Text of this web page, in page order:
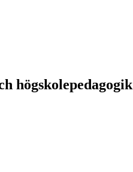
högskolepedagogik